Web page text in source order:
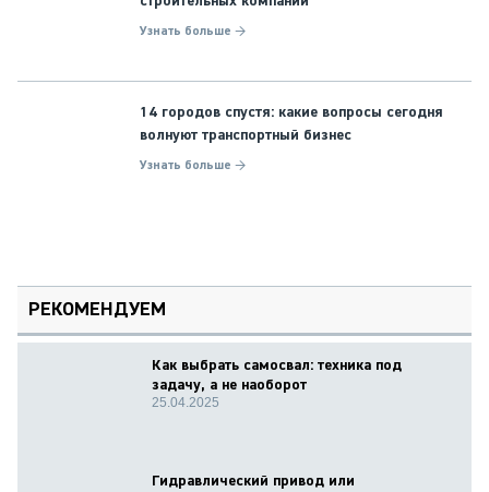
Узнать больше →
14 городов спустя: какие вопросы сегодня
волнуют транспортный бизнес
Узнать больше →
РЕКОМЕНДУЕМ
Как выбрать самосвал: техника под
задачу, а не наоборот
25.04.2025
Гидравлический привод или